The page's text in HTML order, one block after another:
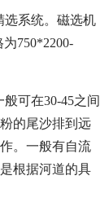
选系统。磁选机
750*2200-
可在30-45之间
的尾沙排到远
。一般有自流
根据河道的具